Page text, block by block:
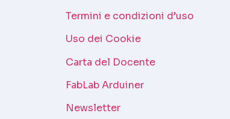
Termini e condizioni d’uso
Uso dei Cookie
Carta del Docente
FabLab Arduiner
Newsletter